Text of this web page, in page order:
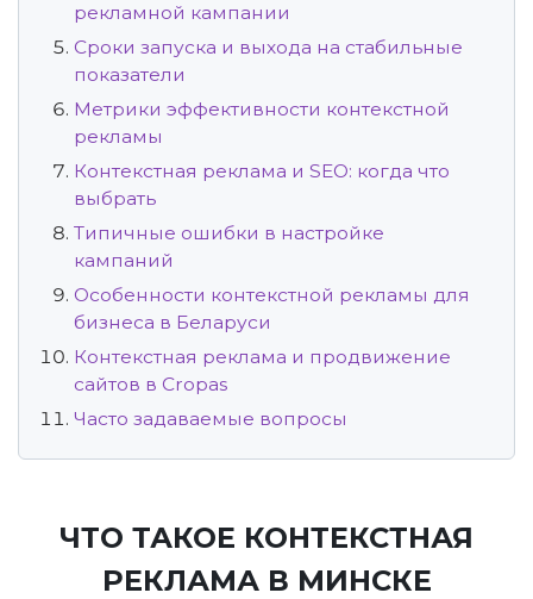
рекламной кампании
Сроки запуска и выхода на стабильные
показатели
Метрики эффективности контекстной
рекламы
Контекстная реклама и SEO: когда что
выбрать
Типичные ошибки в настройке
кампаний
Особенности контекстной рекламы для
бизнеса в Беларуси
Контекстная реклама и продвижение
сайтов в Cropas
Часто задаваемые вопросы
ЧТО ТАКОЕ КОНТЕКСТНАЯ
РЕКЛАМА В МИНСКЕ